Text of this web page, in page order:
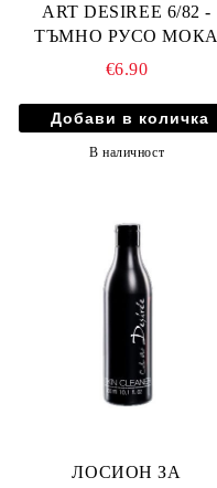
ART DESIREE 6/82 -
ТЪМНО РУСО МОКА
€6.90
В наличност
ЛОСИОН ЗА